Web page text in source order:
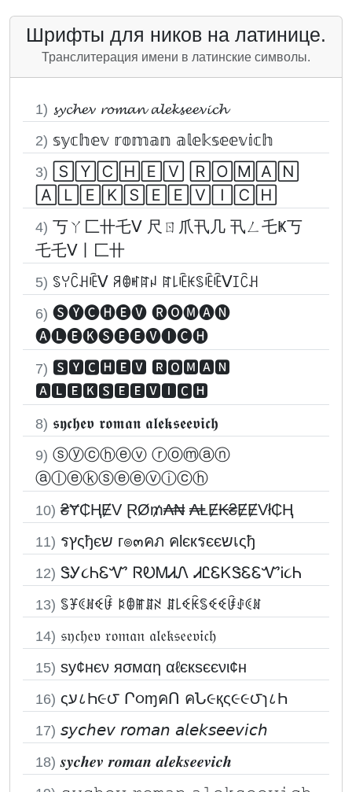
Шрифты для ников на латинице.
Транслитерация имени в латинские символы.
1) 𝓼𝔂𝓬𝓱𝓮𝓿 𝓻𝓸𝓶𝓪𝓷 𝓪𝓵𝓮𝓴𝓼𝓮𝓮𝓿𝓲𝓬𝓱
2) 𝕤𝕪𝕔𝕙𝕖𝕧 𝕣𝕠𝕞𝕒𝕟 𝕒𝕝𝕖𝕜𝕤𝕖𝕖𝕧𝕚𝕔𝕙
3) 🅂🅈🄲🄷🄴🅅 🅁🄾🄼🄰🄽
🄰🄻🄴🄺🅂🄴🄴🅅🄸🄲🄷
4) 丂ㄚ匚卄乇ᐯ 尺ㄖ爪卂几 卂ㄥ乇Ҝ丂
乇乇ᐯ丨匚卄
5) ꌗꌩꉓꃅꍟᐯ ꋪꂦꎭꍏꈤ ꍏ꒒ꍟꀘꌗꍟꍟᐯꀤꉓꃅ
6) 🅢🅨🅒🅗🅔🅥 🅡🅞🅜🅐🅝
🅐🅛🅔🅚🅢🅔🅔🅥🅘🅒🅗
7) 🆂🆈🅲🅷🅴🆅 🆁🅾🅼🅰🅽
🅰🅻🅴🅺🆂🅴🅴🆅🅸🅲🅷
8) 𝖘𝖞𝖈𝖍𝖊𝖛 𝖗𝖔𝖒𝖆𝖓 𝖆𝖑𝖊𝖐𝖘𝖊𝖊𝖛𝖎𝖈𝖍
9) ⓢⓨⓒⓗⓔⓥ ⓡⓞⓜⓐⓝ
ⓐⓛⓔⓚⓢⓔⓔⓥⓘⓒⓗ
10) ₴Ɏ₵ⱧɆV ⱤØ₥₳₦ ₳ⱠɆ₭₴ɆɆVł₵Ⱨ
11) รץςђєש г๏๓คภ คlєкรєєשเςђ
12) ᏕᎩ૮ᏂᏋᏉ ᏒᎧᎷᏗᏁ ᏗᏝᏋᏦᏕᏋᏋᏉᎥ૮Ꮒ
13) ꌚꐞꀯꍩꈼꀰ ꌅꂦꂵꁲꋊ ꁲ꒒ꈼꀗꌚꈼꈼꀰꂑꀯꍩ
14) 𝔰𝔶𝔠𝔥𝔢𝔳 𝔯𝔬𝔪𝔞𝔫 𝔞𝔩𝔢𝔨𝔰𝔢𝔢𝔳𝔦𝔠𝔥
15) ѕу¢нєν яσмαη αℓєкѕєєνι¢н
16) ςע८Һ૯౮ Ր૦ɱคՈ คՆ૯қς૯૯౮ɿ८Һ
17) 𝘴𝘺𝘤𝘩𝘦𝘷 𝘳𝘰𝘮𝘢𝘯 𝘢𝘭𝘦𝘬𝘴𝘦𝘦𝘷𝘪𝘤𝘩
18) 𝒔𝒚𝒄𝒉𝒆𝒗 𝒓𝒐𝒎𝒂𝒏 𝒂𝒍𝒆𝒌𝒔𝒆𝒆𝒗𝒊𝒄𝒉